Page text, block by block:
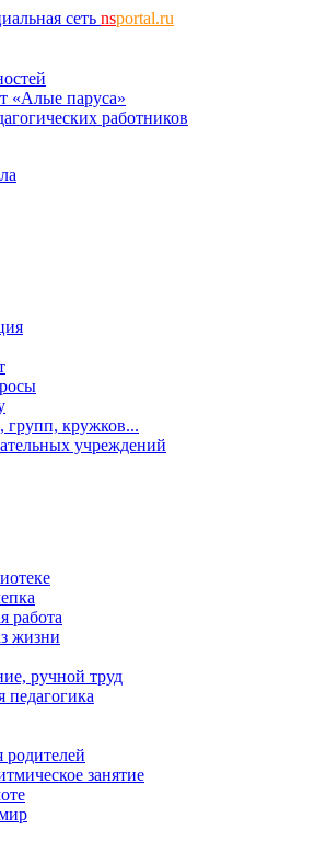
сеть nsportal.ru
«Алые паруса»
работников
групп, кружков...
учреждений
работа
жизни
ручной труд
педагогика
занятие